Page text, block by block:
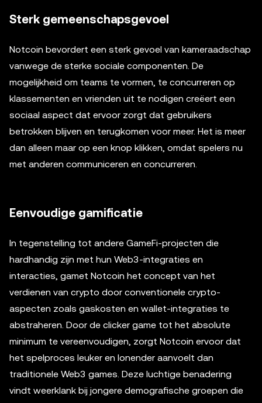
Sterk gemeenschapsgevoel
Notcoin bevordert een sterk gevoel van kameraadschap
vanwege de sterke sociale componenten. De
mogelijkheid om teams te vormen, te concurreren op
klassementen en vrienden uit te nodigen creëert een
sociaal aspect dat ervoor zorgt dat gebruikers
betrokken blijven en terugkomen voor meer. Het is meer
dan alleen maar op een knop klikken, omdat spelers nu
met anderen communiceren en concurreren.
Eenvoudige gamificatie
In tegenstelling tot andere GameFi-projecten die
hardhandig zijn met hun Web3-integraties en
interacties, gamet Notcoin het concept van het
verdienen van crypto door conventionele crypto-
aspecten zoals gaskosten en wallet-integraties te
abstraheren. Door de clicker game tot het absolute
minimum te vereenvoudigen, zorgt Notcoin ervoor dat
het spelproces leuker en lonender aanvoelt dan
traditionele Web3 games. Deze luchtige benadering
vindt weerklank bij jongere demografische groepen die